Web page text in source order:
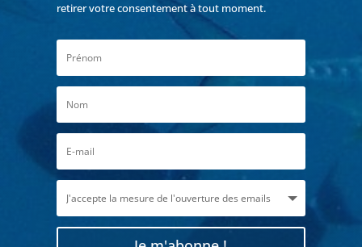
retirer votre consentement à tout moment.